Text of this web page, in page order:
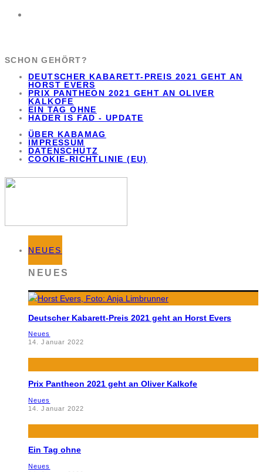
SCHON GEHÖRT?
DEUTSCHER KABARETT-PREIS 2021 GEHT AN
HORST EVERS
PRIX PANTHEON 2021 GEHT AN OLIVER
KALKOFE
EIN TAG OHNE
HADER IS FAD - UPDATE
ÜBER KABAMAG
IMPRESSUM
DATENSCHUTZ
COOKIE-RICHTLINIE (EU)
NEUES
NEUES
Deutscher Kabarett-Preis 2021 geht an Horst Evers
Neues
14. Januar 2022
Prix Pantheon 2021 geht an Oliver Kalkofe
Neues
14. Januar 2022
Ein Tag ohne
Neues